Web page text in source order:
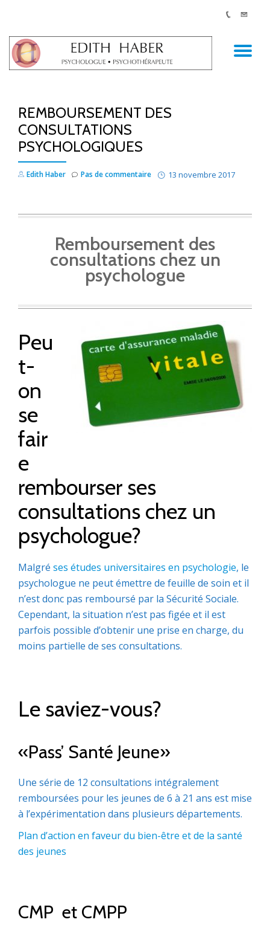
Aller
REMBOURSEMENT DES
CONSULTATIONS
PSYCHOLOGIQUES
Edith Haber 13 novembre 2017
Pas de commentaire
Remboursement des
consultations chez un
psychologue
Peu
t-
on
se
fair
e
rembourser ses
consultations chez un
psychologue?
Malgré ses études universitaires en psychologie, le
psychologue ne peut émettre de feuille de soin et il
n’est donc pas remboursé par la Sécurité Sociale.
Cependant, la situation n’est pas figée et il est
parfois possible d’obtenir une prise en charge, du
moins partielle de ses consultations.
Le saviez-vous?
«Pass’ Santé Jeune»
Une série de 12 consultations intégralement
remboursées pour les jeunes de 6 à 21 ans est mise
à l’expérimentation dans plusieurs départements.
Plan d’action en faveur du bien-être et de la santé
des jeunes
CMP et CMPP